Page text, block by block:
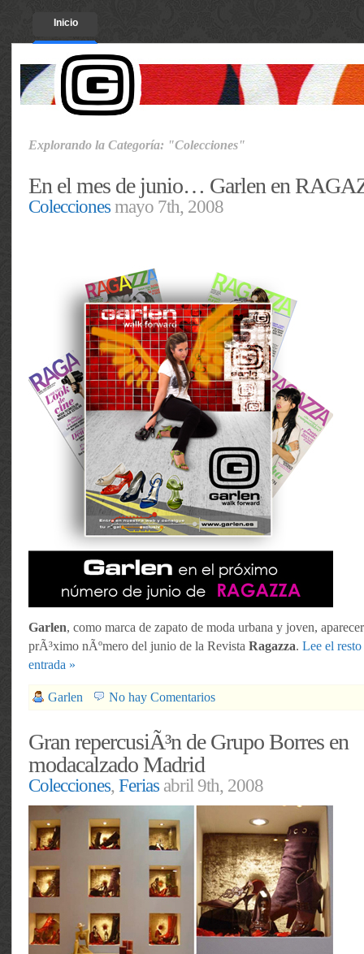
Inicio
Explorando la Categoría: "Colecciones"
En el mes de junio… Garlen en
Coleccionesmayo 7th, 2008
Garlen, como marca de zapato de moda urbana y joven,
prÃ³ximo nÃºmero del junio de la Revista Ragazza. Lee el resto
entrada »
Garlen No hay Comentarios
Gran repercusiÃ³n de Grupo Borres en
modacalzado Madrid
Colecciones,Feriasabril 9th, 2008